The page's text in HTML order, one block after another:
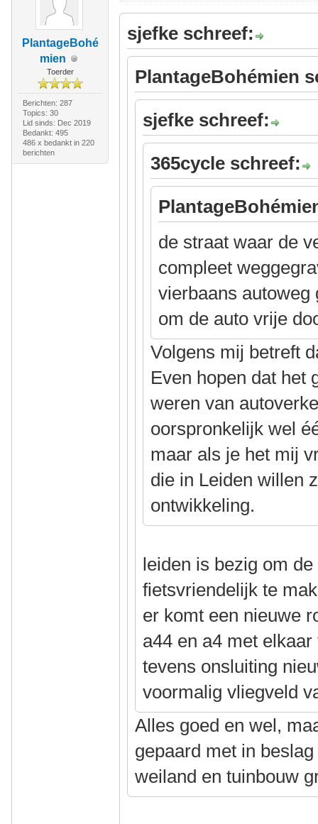
PlantageBohé
mien
Toerder
Berichten: 287
Topics: 30
Lid sinds: Dec 2019
Bedankt: 495
486 x bedankt in 220
berichten
sjefke schreef:
PlantageBohémien
sjefke schreef:
365cycle schreef:
de straat waar de
compleet
vierbaans autoweg
om de auto vrije
Volgens mij betreft
Even hopen dat het
weren van
oorspronkelijk wel
maar als je het mij
die in Leiden willen
ontwikkeling.
leiden is bezig om
fietsvriendelijk te
er komt een nieuwe
a44 en a4 met
tevens onsluiting
voormalig vliegveld
Alles goed en wel,
gepaard met in
weiland en tuinbouw